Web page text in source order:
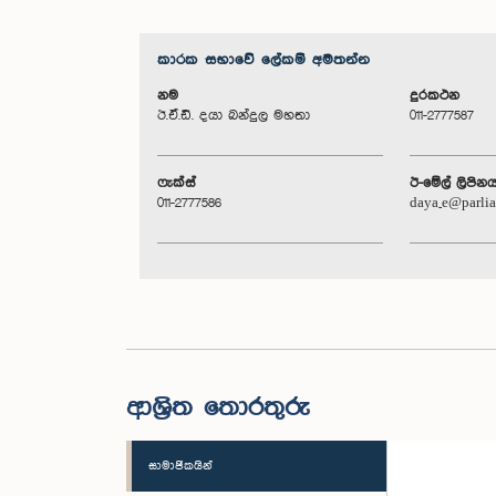
කාරක සභා‌වේ ලේකම් අමතන්න
නම
ඊ.ඒ.ඩී. දයා බන්දුල මහතා
දුරකථන
011-2777587
ෆැක්ස්
011-2777586
ඊ-මේල්
ආශ්‍රිත තොරතුරු
සාමාජිකයින්